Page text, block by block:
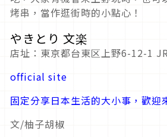
烤串，當作逛街時的小點心！
やきとり 文楽
店址：東京都台東区上野6-12-1
official site
固定分享日本生活的大小事，歡迎
文/柚子胡椒